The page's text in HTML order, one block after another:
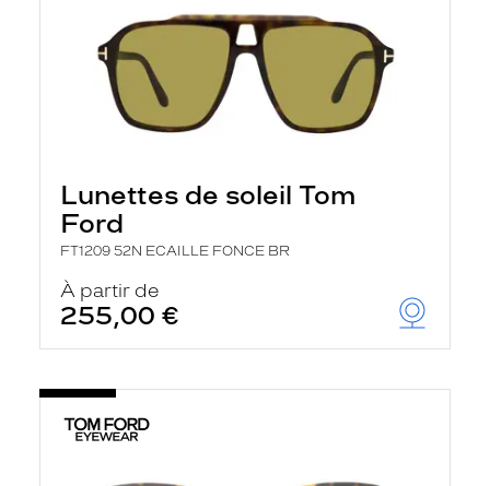
Lunettes de soleil Tom
Ford
FT1209 52N ECAILLE FONCE BR
À partir de
255,00 €